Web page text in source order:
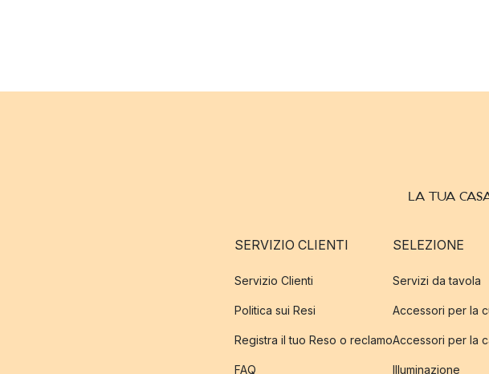
LA TUA
SERVIZIO CLIENTI
Servizio Clienti
Politica sui Resi
Registra il tuo Reso o reclamo
FAQ
SELEZIONE
Servizi da tavola
Accessori per la
Accessori per la
Illuminazione